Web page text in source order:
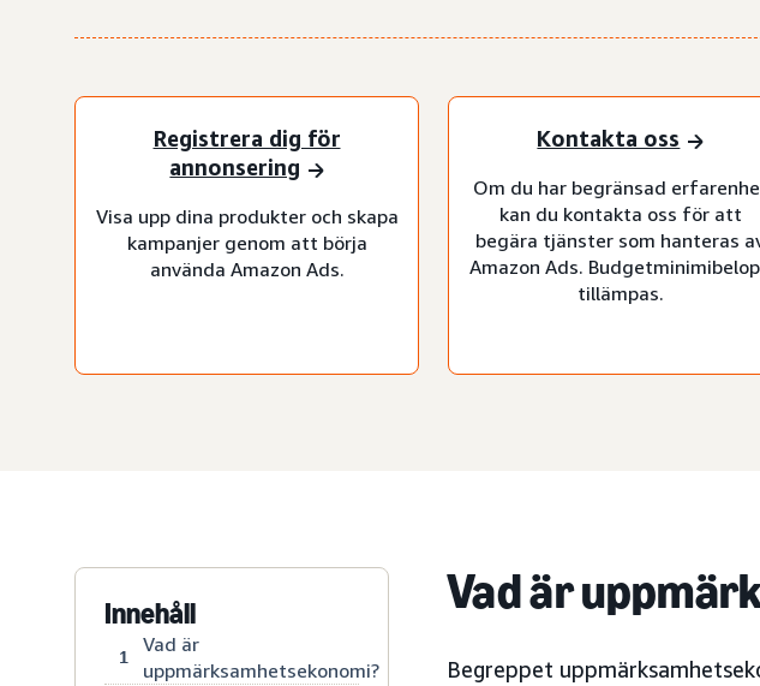
Registrera dig för
annonsering
Visa upp dina produkter och skapa
kampanjer genom att börja
använda Amazon Ads.
Kontakta oss
Om du har begränsad
kan du kontakta oss för att
begära tjänster som hanteras
Amazon Ads.
tillämpas.
Innehåll
1
Vad är
uppmärksamhetsekonomi?
Vad är
Begreppet